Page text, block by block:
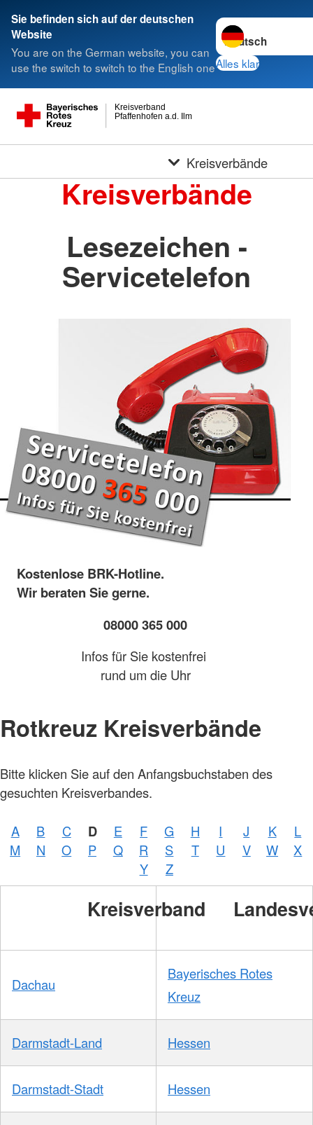
Sie befinden sich auf der deutschen
Website
You are on the German website, you can
use the switch to switch to the English one
Sprache wechseln
Alles klar
Pfaffenhofen a.d. Ilm
Kreisverband
Kreisverbände
Kreisverbände
Lesezeichen -
Servicetelefon
Kostenlose BRK-Hotline.
Wir beraten Sie gerne.
08000 365 000
Infos für Sie kostenfrei
rund um die Uhr
Rotkreuz Kreisverbände
Bitte klicken Sie auf den Anfangsbuchstaben des
gesuchten Kreisverbandes.
A B C D E F G H I J K
L
M
N O P Q R S T U V W
X
Y
Z
Kreisverband
Dachau
Bayerisches Rotes
Kreuz
Darmstadt-Land Hessen
Darmstadt-Stadt Hessen